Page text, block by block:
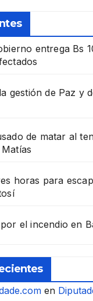
entrega Bs
gestión de Paz y
de matar al
horas para
el incendio en
en